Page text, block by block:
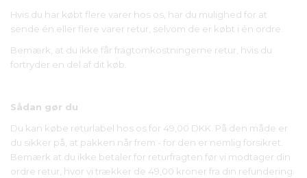
Hvis du har købt flere varer hos os, har du mulighed for at
sende én eller flere varer retur, selvom de er købt i én ordre.
Bemærk, at du ikke får fragtomkostningerne retur, hvis du
fortryder en del af dit køb.
Sådan gør du
Du kan købe returlabel hos os for 49,00 DKK. På den måde er
du sikker på, at pakken når frem - for den er nemlig forsikret.
Bemærk at du ikke betaler for returfragten før vi modtager din
ordre retur, hvor vi trækker de 49,00 kroner fra din refundering.